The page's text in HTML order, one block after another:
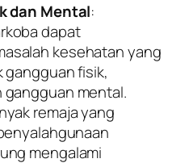
dan Mental:
dapat
kesehatan yang
gangguan fisik,
mental.
remaja yang
mengalami